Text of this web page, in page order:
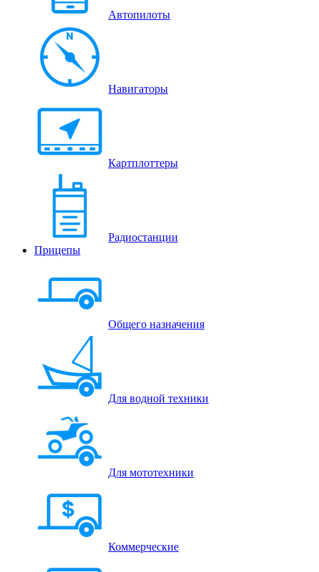
Автопилоты
Навигаторы
Картплоттеры
Радиостанции
Прицепы
Общего назначения
Для водной техники
Для мототехники
Коммерческие